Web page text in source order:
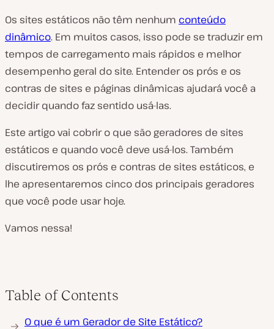
Os sites estáticos não têm nenhum conteúdo
dinâmico. Em muitos casos, isso pode se traduzir em
tempos de carregamento mais rápidos e melhor
desempenho geral do site. Entender os prós e os
contras de sites e páginas dinâmicas ajudará você a
decidir quando faz sentido usá-las.
Este artigo vai cobrir o que são geradores de sites
estáticos e quando você deve usá-los. Também
discutiremos os prós e contras de sites estáticos, e
lhe apresentaremos cinco dos principais geradores
que você pode usar hoje.
Vamos nessa!
Table of Contents
O que é um Gerador de Site Estático?